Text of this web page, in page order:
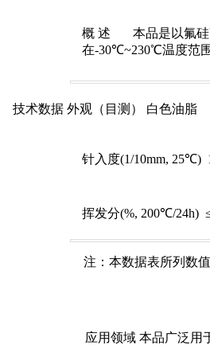
概 述 本品是以氟硅
在-30℃~230℃温度范
技术数据 外观 （ 目测 ） 白色油脂
针入度(1/10mm, 25℃)
挥发分(%, 200℃/24h)
注 ： 本数据表所列数
应用领域 本品广泛用